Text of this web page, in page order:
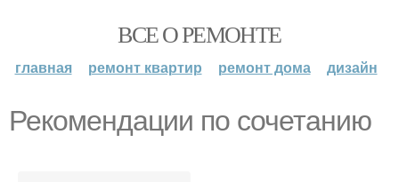
ВСЕ О РЕМОНТЕ
главная ремонт квартир ремонт дома дизайн
Рекомендации по сочетанию